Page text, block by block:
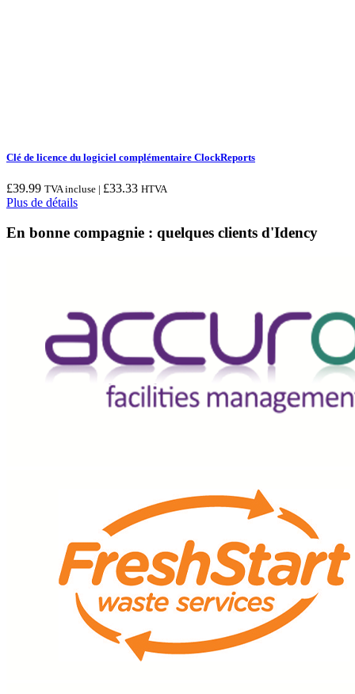
Clé de licence du logiciel complémentaire ClockReports
£39.99 TVA incluse | £33.33 HTVA
Plus de détails
En bonne compagnie : quelques clients d'Idency